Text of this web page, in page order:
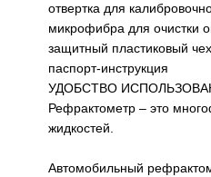
отвертка для
микрофибра для очистки
защитный пластиковый
паспорт-инструкция
УДОБСТВО
Рефрактометр – это
жидкостей.
Автомобильный